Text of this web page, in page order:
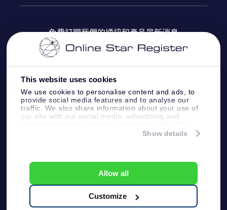
This website uses cookies
We use cookies to personalise content and ads, to
provide social media features and to analyse our
traffic. We also share information about your use of
our site with our social media, advertising and
information that you’ve provided to them or that
Show details
Allow all
Customize
評論
OSR 禮物卡
公司禮品
個性化的Star Page
One Million Stars
OSR Starsaver
付款資訊
配送信息
退貨政策
免費訂閱我們的通訊和產品最新消息
客戶服務:help@osr.org
KVK: 60333553, VAT: NL 8538.62.722B01
One Million Stars